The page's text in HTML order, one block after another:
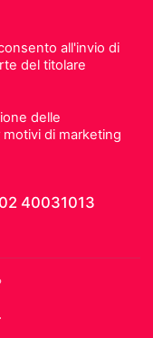
all'invio di
del titolare
delle
di marketing
02 40031013